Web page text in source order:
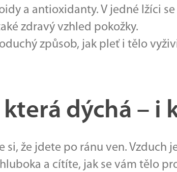
a antioxidanty. V jedné lžíci
zdravý vzhled pokožky.
způsob, jak pleť i tělo
která dýchá – i
si, že jdete po ránu ven. Vzduch
a cítíte, jak se vám tělo